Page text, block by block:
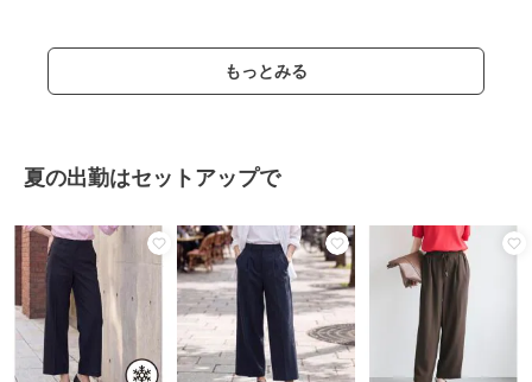
もっとみる
夏の出勤はセットアップで